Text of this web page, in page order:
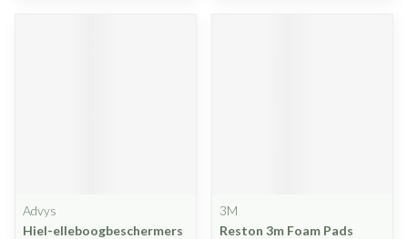
Advys
Hiel-elleboogbeschermers
3M
Reston 3m Foam Pads